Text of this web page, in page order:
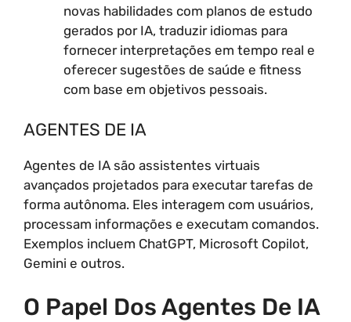
novas habilidades com planos de estudo
gerados por IA, traduzir idiomas para
fornecer interpretações em tempo real e
oferecer sugestões de saúde e fitness
com base em objetivos pessoais.
AGENTES DE IA
Agentes de IA são assistentes virtuais
avançados projetados para executar tarefas de
forma autônoma. Eles interagem com usuários,
processam informações e executam comandos.
Exemplos incluem ChatGPT, Microsoft Copilot,
Gemini e outros.
O Papel Dos Agentes De IA